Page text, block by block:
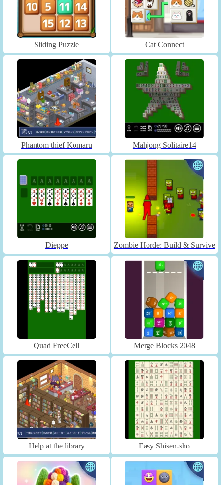
Sliding Puzzle Cat Connect
Phantom thief Komaru Mahjong Solitaire14
Dieppe Zombie Horde: Build & Survive
Quad FreeCell Merge Blocks 2048
Help at the library Easy Shisen-sho